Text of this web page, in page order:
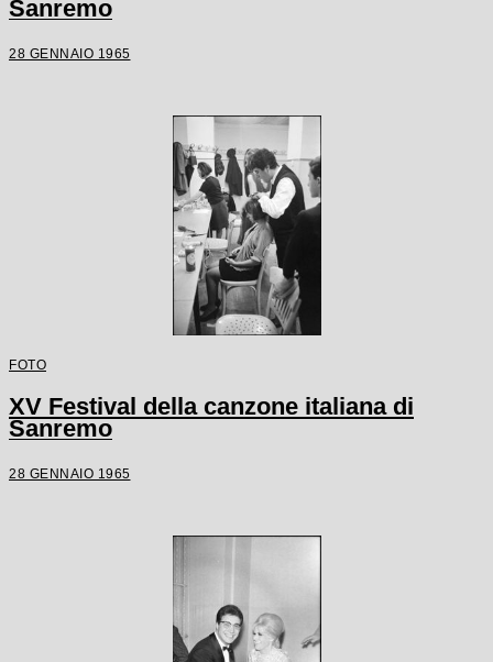
Sanremo
28 GENNAIO 1965
FOTO
XV Festival della canzone italiana di
Sanremo
28 GENNAIO 1965